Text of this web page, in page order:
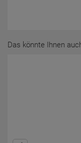
Das könnte Ihnen